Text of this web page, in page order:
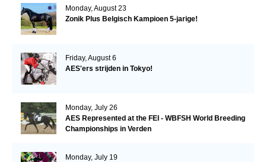
Monday, August 23
Zonik Plus Belgisch Kampioen 5-jarige!
Friday, August 6
AES'ers strijden in Tokyo!
Monday, July 26
AES Represented at the FEI - WBFSH World Breeding
Championships in Verden
Monday, July 19